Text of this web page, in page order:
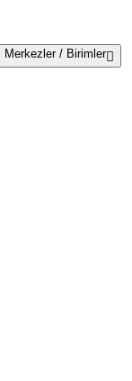
Merkezler / Birimler